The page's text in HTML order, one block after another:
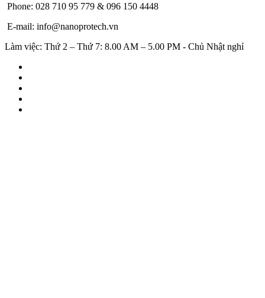
Phone: 028 710 95 779 & 096 150 4448
E-mail: info@nanoprotech.vn
Làm việc: Thứ 2 – Thứ 7: 8.00 AM – 5.00 PM - Chủ Nhật nghỉ